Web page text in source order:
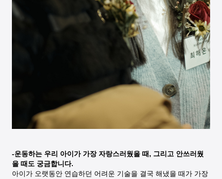
-운동하는 우리 아이가 가장 자랑스러웠을 때, 그리고 안쓰러웠
을 때도 궁금합니다.
아이가 오랫동안 연습하던 어려운 기술을 결국 해냈을 때가 가장